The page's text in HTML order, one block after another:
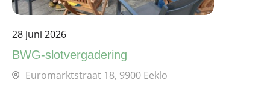
28 juni 2026
BWG-slotvergadering
Euromarktstraat 18, 9900 Eeklo